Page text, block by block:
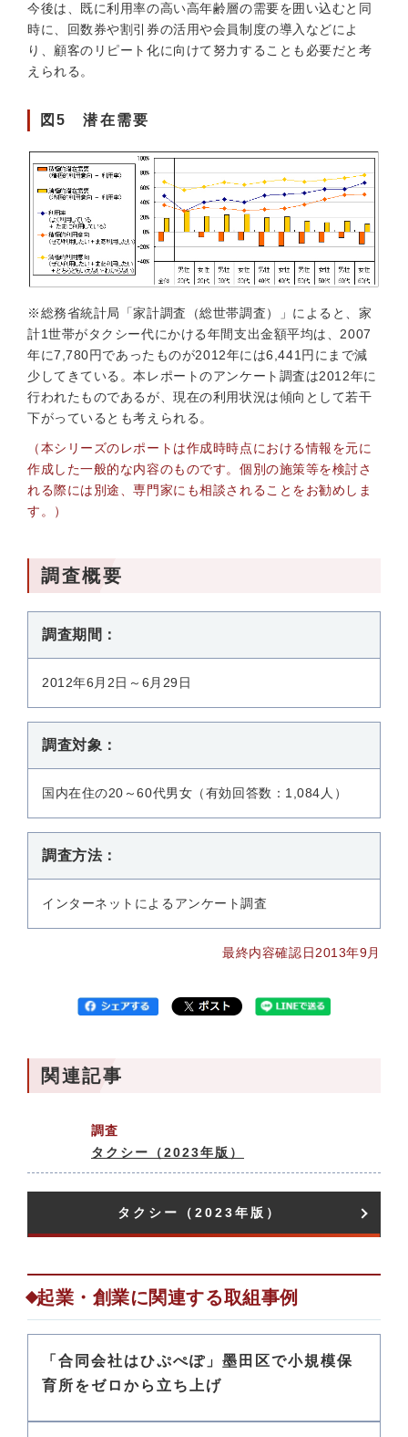
今後は、既に利用率の高い高年齢層の需要を囲い込むと同
時に、回数券や割引券の活用や会員制度の導入などによ
り、顧客のリピート化に向けて努力することも必要だと考
えられる。
図5 潜在需要
※総務省統計局「家計調査（総世帯調査）」によると、家
計1世帯がタクシー代にかける年間支出金額平均は、2007
年に7,780円であったものが2012年には6,441円にまで減
少してきている。本レポートのアンケート調査は2012年に
行われたものであるが、現在の利用状況は傾向として若干
下がっているとも考えられる。
（本シリーズのレポートは作成時時点における情報を元に
作成した一般的な内容のものです。個別の施策等を検討さ
れる際には別途、専門家にも相談されることをお勧めしま
す。）
調査概要
調査期間：
2012年6月2日～6月29日
調査対象：
国内在住の20～60代男女（有効回答数：1,084人）
調査方法：
インターネットによるアンケート調査
最終内容確認日2013年9月
関連記事
調査
タクシー（2023年版）
タクシー（2023年版）​
起業・創業に関連する取組事例
「合同会社はひぷぺぽ」墨田区で小規模保
育所をゼロから立ち上げ